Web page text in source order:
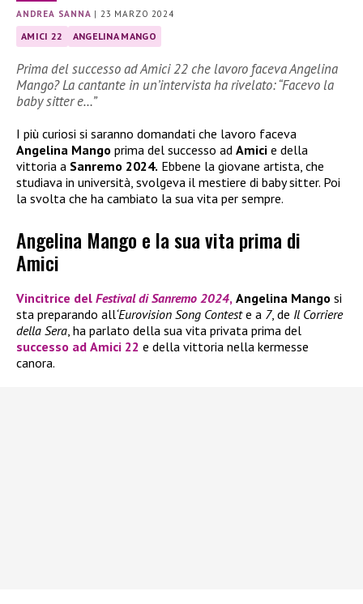
ANDREA SANNA |23 MARZO 2024
AMICI 22 ANGELINA MANGO
Prima del successo ad Amici 22 che lavoro faceva Angelina
Mango? La cantante in un’intervista ha rivelato: “Facevo la
baby sitter e…”
I più curiosi si saranno domandati che lavoro faceva
Angelina Mango prima del successo ad Amici e della
vittoria a Sanremo 2024. Ebbene la giovane artista, che
studiava in università, svolgeva il mestiere di baby sitter. Poi
la svolta che ha cambiato la sua vita per sempre.
Angelina Mango e la sua vita prima di
Amici
Vincitrice del Festival di Sanremo 2024, Angelina Mango si
sta preparando all‘Eurovision Song Conteste a 7, de Il Corriere
della Sera , ha parlato della sua vita privata prima del
successo ad Amici 22 e della vittoria nella kermesse
canora.